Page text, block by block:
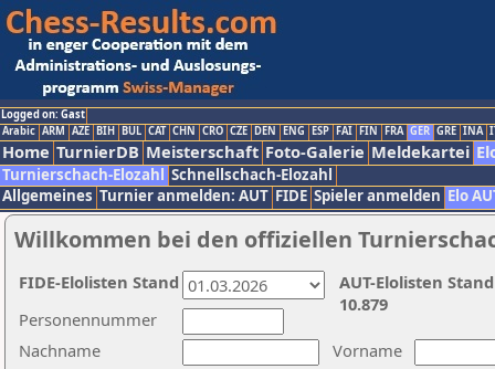
Logged on: Gast
Arabic ARM AZE BIH BUL CAT CHN CRO CZE DEN ENG ESP FAI FIN FRA GER GRE INA
Home TurnierDB Meisterschaft Foto-Galerie Meldekartei
Turnierschach-Elozahl Schnellschach-Elozahl
Allgemeines Turnier anmelden: AUT FIDE Spieler anmelden Elo
Willkommen bei den offiziellen
Nachname
Vorname
Personennummer
AUT-Elolisten
10.879
FIDE-Elolisten Stand